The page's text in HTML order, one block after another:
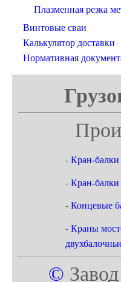
Плазменная резка
Винтовые сваи
Калькулятор доставки
Нормативная
- Кран-балки
- Кран-
- Концевые
- Краны
©